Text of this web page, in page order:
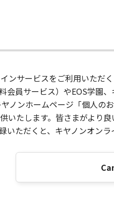
ンサービスをご利用いた
会員サービス）やEOS学園
ノンホームページ「個人
いたします。皆さまがより
いただくと、キヤノンオン